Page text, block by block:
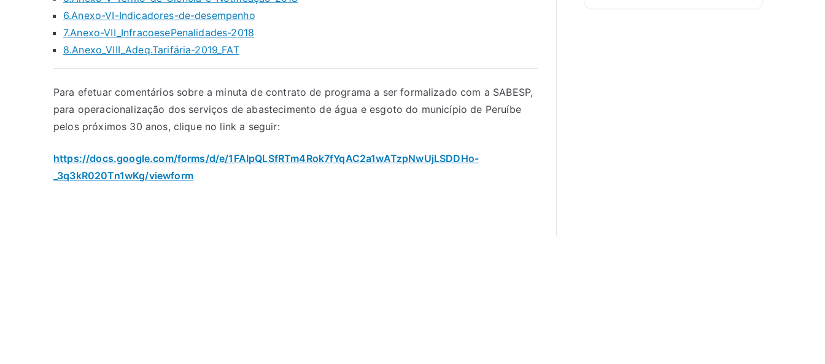
6.Anexo-VI-Indicadores-de-desempenho
7.Anexo-VII_InfracoesePenalidades-2018
8.Anexo_VIII_Adeq.Tarifária-2019_FAT
Para efetuar comentários sobre a minuta de contrato de programa a ser formalizado com a SABESP,
para operacionalização dos serviços de abastecimento de água e esgoto do município de Peruíbe
pelos próximos 30 anos, clique no link a seguir:
https://docs.google.com/forms/d/e/1FAIpQLSfRTm4Rok7fYqAC2a1wATzpNwUjLSDDHo-
_3q3kR020Tn1wKg/viewform